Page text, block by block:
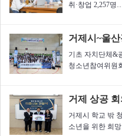
취·창업 2,257명
거제시~울
기초 자치단체&
청소년참여위원
거제 상공
거제시 학교 밖
소년을 위한 희